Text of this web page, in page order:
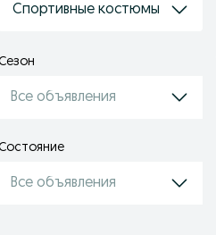
Спортивные костюмы
Все объявления
Все объявления